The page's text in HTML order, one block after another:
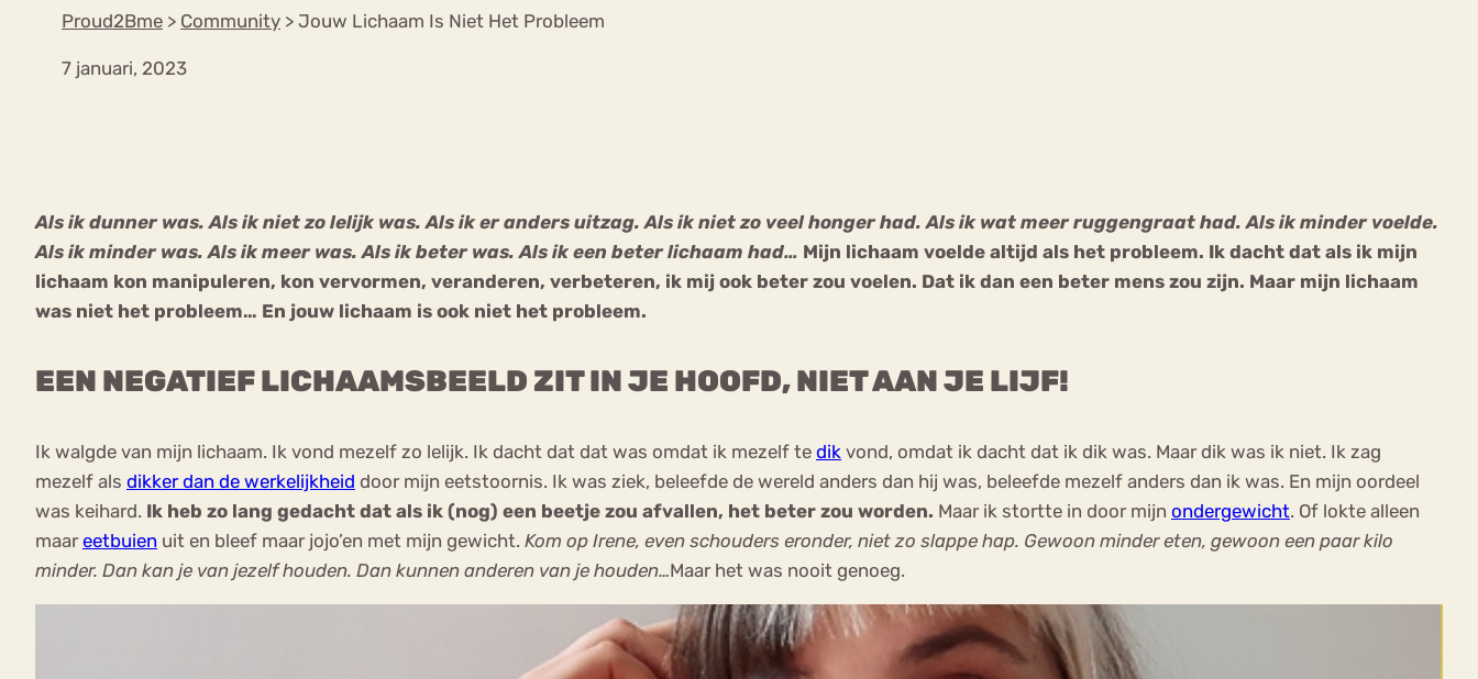
Proud2Bme > Community > Jouw Lichaam Is Niet Het Probleem
7 januari, 2023
Als ik dunner was. Als ik niet zo lelijk was. Als ik er anders uitzag. Als ik niet zo veel honger had. Als ik wat meer ruggengraat had. Als ik minder voelde.
Als ik minder was. Als ik meer was. Als ik beter was. Als ik een beter lichaam had… Mijn lichaam voelde altijd als het probleem. Ik dacht dat als ik mijn
lichaam kon manipuleren, kon vervormen, veranderen, verbeteren, ik mij ook beter zou voelen. Dat ik dan een beter mens zou zijn. Maar mijn lichaam
was niet het probleem… En jouw lichaam is ook niet het probleem.
EEN NEGATIEF LICHAAMSBEELD ZIT IN JE HOOFD, NIET AAN JE LIJF!
Ik walgde van mijn lichaam. Ik vond mezelf zo lelijk. Ik dacht dat dat was omdat ik mezelf te dik vond, omdat ik dacht dat ik dik was. Maar dik was ik niet. Ik zag
mezelf als dikker dan de werkelijkheid door mijn eetstoornis. Ik was ziek, beleefde de wereld anders dan hij was, beleefde mezelf anders dan ik was. En mijn oordeel
was keihard. Ik heb zo lang gedacht dat als ik (nog) een beetje zou afvallen, het beter zou worden. Maar ik stortte in door mijn ondergewicht. Of lokte alleen
maareetbuien uit en bleef maar jojo’en met mijn gewicht. Kom op Irene, even schouders eronder, niet zo slappe hap. Gewoon minder eten, gewoon een paar kilo
minder. Dan kan je van jezelf houden. Dan kunnen anderen van je houden…Maar het was nooit genoeg.
Orthorexia
Afvallen Angst